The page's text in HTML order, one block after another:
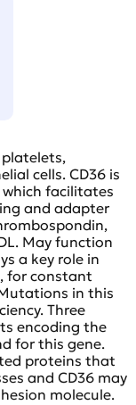
platelets,
cells. CD36 is
facilitates
and adapter
May function
a key role in
for constant
in this
Three
encoding the
for this gene.
proteins that
and CD36 may
molecule.